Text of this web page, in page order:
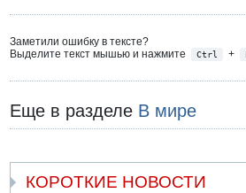
Заметили ошибку в тексте?
Выделите текст мышью и нажмите
Ctrl +
Еще в разделе В мире
КОРОТКИЕ НОВОСТИ